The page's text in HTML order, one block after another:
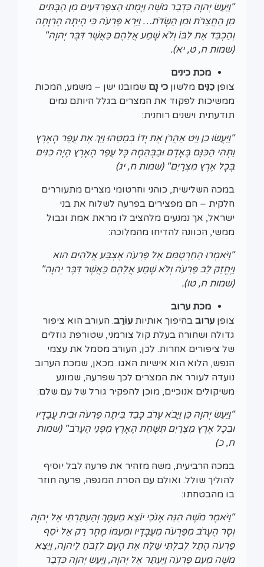
"וַיַּעַשׂ יְהוָה כִּדְבַר מֹשֶׁה וַיָּמֻתוּ הַצְפַרְדְּעִים מִן הַבָּתִּים
מִן הַחֲצֵרֹת וּמִן הַשָּׂדֹת… וַיַּרְא פַּרְעֹה כִּי הָיְתָה הָרְוָחָה
וְהַכְבֵּד אֶת לִבּוֹ וְלֹא שָׁמַע אֲלֵהֶם כַּאֲשֶׁר דִּבֶּר יְהוָה"
(שמות ח, ט, יא).
מכת כינים
צופן כִנִּים מלשון כי נָם שמובנו ישן – משמע, המכות
ממשיכות לפקוד את המצרים בגלל היותם נמים
תודעתית וישנים רוחנית:
"וַיַּעֲשׂוּ כֵן וַיֵּט אַהֲרֹן אֶת יָדוֹ בְמַטֵּהוּ וַיַּךְ אֶת עֲפַר הָאָרֶץ
וַתְּהִי הַכִּנָּם בָּאָדָם וּבַבְּהֵמָה כָּל עֲפַר הָאָרֶץ הָיָה כִנִּים
בְּכָל אֶרֶץ מִצְרָיִם" (שמות ח, יג)
במכה השלישית, כוהני וחרטומי מצרים מתעוררים
חלקית – הם מפצירים בפרעה לשלוח את בני
ישראל, אך נמנעים מלהציב לו מראת אמת וגבול
ממשי, הכוונה להדיחו מהמלוכה:
"וַיֹּאמְרוּ הַחַרְטֻמִּם אֶל פַּרְעֹה אֶצְבַּע אֱלֹהִים הִוא
וַיֶּחֱזַק לֵב פַּרְעֹה וְלֹא שָׁמַע אֲלֵהֶם כַּאֲשֶׁר דִּבֶּר יְהוָה"
(שמות ח, טו).
מכת ערוב
צופן ערוב בהיפוך אותיות עוֹרֵב. העורב הוא ציפור
גדולה ושחורה בעלת קול צורמני, שטורפת גוזלים
של ציפורים אחרות. לכן, העורב מסמל את עצמי
הנפש, הלוא הוא אישיות האגו. מכאן, שמכת הערוב
נועדה לעורר את המצרים לכך שפרעה, שמונע
משיקולים אנוכיים, מוכן להפקיר גורל של עם שלם:
"וַיַּעַשׂ יְהוָה כֵּן וַיָּבֹא עָרֹב כָּבֵד בֵּיתָה פַרְעֹה וּבֵית עֲבָדָיו
וּבְכָל אֶרֶץ מִצְרַיִם תִּשָּׁחֵת הָאָרֶץ מִפְּנֵי הֶעָרֹב" (שמות
ח, כ)
במכה הרביעית, משה מזהיר את פרעה לבל יוסיף
להוליך שולל. ואולם עם הסרת המגפה, פרעה חוזר
בו מהבטחתו:
"וַיֹּאמֶר מֹשֶׁה הִנֵּה אָנֹכִי יוֹצֵא מֵעִמָּךְ וְהַעְתַּרְתִּי אֶל יְהוָה
וְסָר הֶעָרֹב מִפַּרְעֹה מֵעֲבָדָיו וּמֵעַמּוֹ מָחָר רַק אַל יֹסֵף
פַּרְעֹה הָתֵל לְבִלְתִּי שַׁלַּח אֶת הָעָם לִזְבֹּחַ לַיהוָה, וַיֵּצֵא
מֹשֶׁה מֵעִם פַּרְעֹה וַיֶּעְתַּר אֶל יְהוָה, וַיַּעַשׂ יְהוָה כִּדְבַר